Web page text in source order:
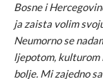
Bosne i
ja zaista volim
Neumorno se
ljepotom, kulturom
bolje. Mi zajedno